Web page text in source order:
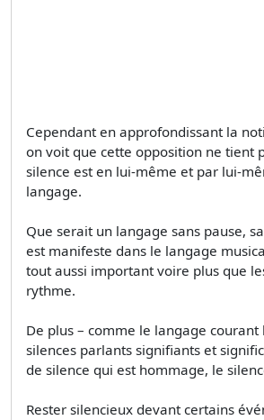
Cependant en approfondissant la
on voit que cette opposition ne tient
silence est en lui-même et par lui-
langage.
Que serait un langage sans pause,
est manifeste dans le langage
tout aussi important voire plus que
rythme.
De plus – comme le langage courant
silences parlants signifiants et
de silence qui est hommage, le
Rester silencieux devant certains